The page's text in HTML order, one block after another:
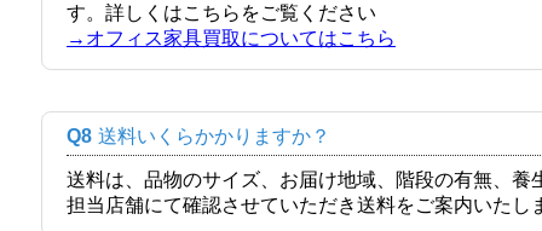
す。詳しくはこちらをご覧ください
→オフィス家具買取についてはこちら
Q8 送料いくらかかりますか？
送料は、品物のサイズ、お届け地域、階段の有無、
担当店舗にて確認させていただき送料をご案内いたし